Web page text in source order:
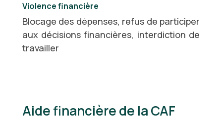
Violence financière
Blocage des dépenses, refus de participer
aux décisions financières, interdiction de
travailler
Aide financière de la CAF